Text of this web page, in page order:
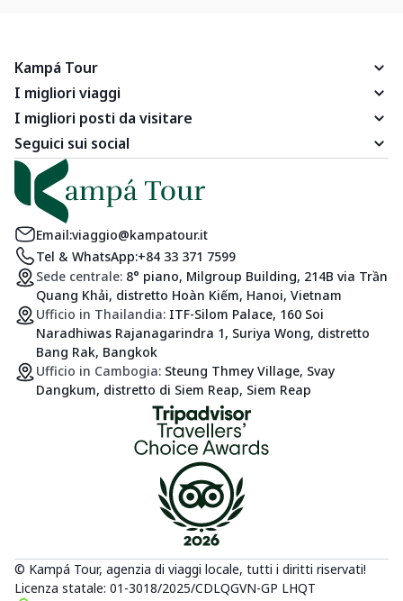
Kampá Tour
I migliori viaggi
I migliori posti da visitare
Seguici sui social
Email:viaggio@kampatour.it
Tel & WhatsApp:+84 33 371 7599
Sede centrale: 8° piano, Milgroup Building, 214B via Trần
Quang Khải, distretto Hoàn Kiếm, Hanoi, Vietnam
Ufficio in Thailandia: ITF-Silom Palace, 160 Soi
Naradhiwas Rajanagarindra 1, Suriya Wong, distretto
Bang Rak, Bangkok
Ufficio in Cambogia: Steung Thmey Village, Svay
Dangkum, distretto di Siem Reap, Siem Reap
© Kampá Tour, agenzia di viaggi locale, tutti i diritti riservati!
Licenza statale: 01-3018/2025/CDLQGVN-GP LHQT